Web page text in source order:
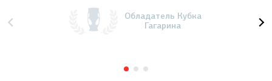
Обладатель Кубка
Гагарина